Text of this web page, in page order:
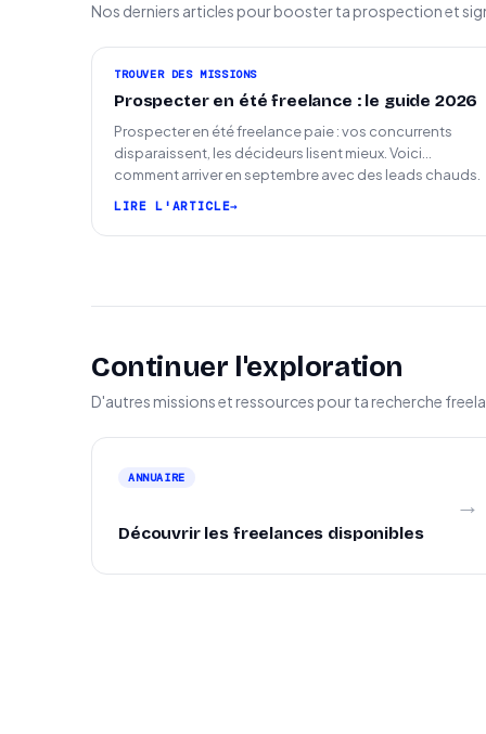
Nos derniers articles pour booster ta prospection et
TROUVER DES MISSIONS
Prospecter en été freelance : le guide 2026
Prospecter en été freelance paie : vos concurrents
disparaissent, les décideurs lisent mieux. Voici
comment arriver en septembre avec des leads chauds.
LIRE L'ARTICLE
Continuer l'exploration
D'autres missions et ressources pour ta recherche
ANNUAIRE
Découvrir les freelances disponibles
→